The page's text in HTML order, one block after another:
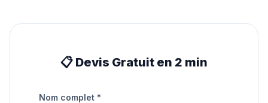
📋 Devis Gratuit en 2 min
Nom complet *